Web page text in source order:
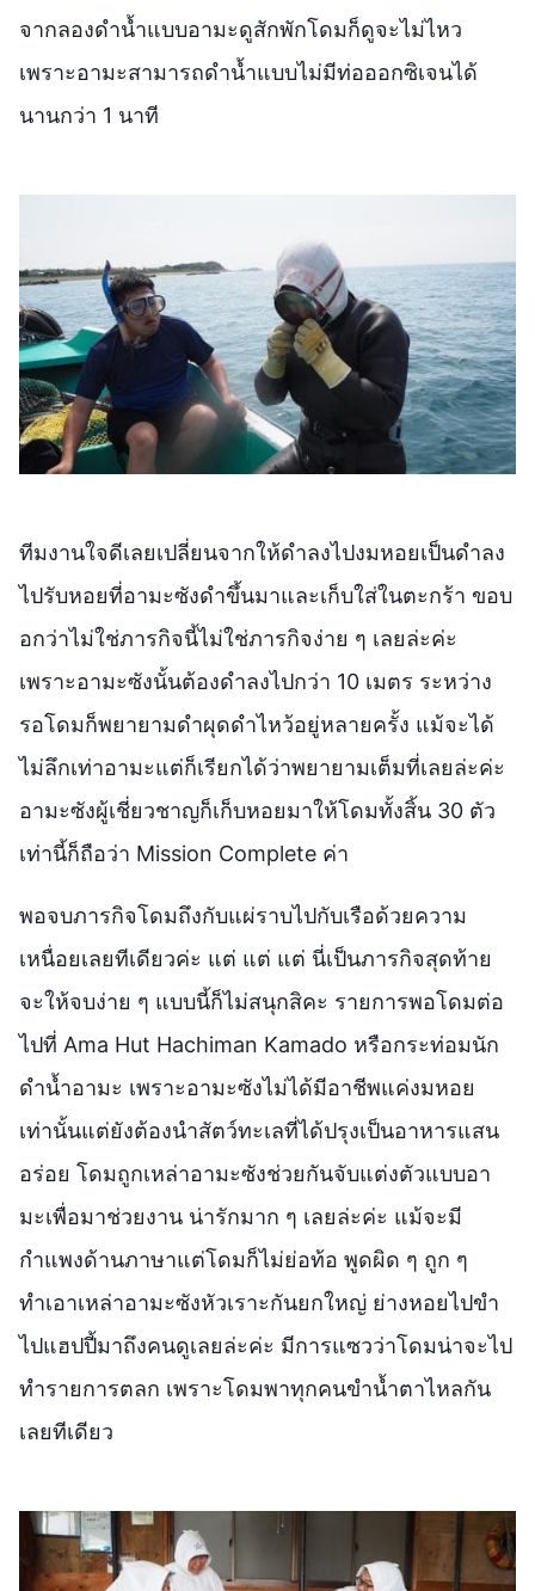
จากลองดำน้ำแบบอามะดูสักพักโดมก็ดูจะไม่ไหว
เพราะอามะสามารถดำน้ำแบบไม่มีท่อออกซิเจนได้
นานกว่า 1 นาที
ทีมงานใจดีเลยเปลี่ยนจากให้ดำลงไปงมหอยเป็นดำลง
ไปรับหอยที่อามะซังดำขึ้นมาและเก็บใส่ในตะกร้า ขอบ
อกว่าไม่ใช่ภารกิจนี้ไม่ใช่ภารกิจง่าย ๆ เลยล่ะค่ะ
เพราะอามะซังนั้นต้องดำลงไปกว่า 10 เมตร ระหว่าง
รอโดมก็พยายามดำผุดดำไหว้อยู่หลายครั้ง แม้จะได้
ไม่ลึกเท่าอามะแต่ก็เรียกได้ว่าพยายามเต็มที่เลยล่ะค่ะ
อามะซังผู้เชี่ยวชาญก็เก็บหอยมาให้โดมทั้งสิ้น 30 ตัว
เท่านี้ก็ถือว่า Mission Complete ค่า
พอจบภารกิจโดมถึงกับแผ่ราบไปกับเรือด้วยความ
เหนื่อยเลยทีเดียวค่ะ แต่ แต่ แต่ นี่เป็นภารกิจสุดท้าย
จะให้จบง่าย ๆ แบบนี้ก็ไม่สนุกสิคะ รายการพอโดมต่อ
ไปที่ Ama Hut Hachiman Kamado หรือกระท่อมนัก
ดำน้ำอามะ เพราะอามะซังไม่ได้มีอาชีพแค่งมหอย
เท่านั้นแต่ยังต้องนำสัตว์ทะเลที่ได้ปรุงเป็นอาหารแสน
อร่อย โดมถูกเหล่าอามะซังช่วยกันจับแต่งตัวแบบอา
มะเพื่อมาช่วยงาน น่ารักมาก ๆ เลยล่ะค่ะ แม้จะมี
กำแพงด้านภาษาแต่โดมก็ไม่ย่อท้อ พูดผิด ๆ ถูก ๆ
ทำเอาเหล่าอามะซังหัวเราะกันยกใหญ่ ย่างหอยไปขำ
ไปแฮปปี้มาถึงคนดูเลยล่ะค่ะ มีการแซวว่าโดมน่าจะไป
ทำรายการตลก เพราะโดมพาทุกคนขำน้ำตาไหลกัน
เลยทีเดียว